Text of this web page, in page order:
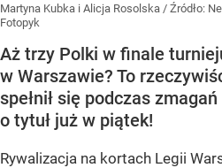
Martyna Kubka i Alicja Rosolska / Źródło:
Fotopyk
Aż trzy Polki w finale
w Warszawie? To
spełnił się podczas
o tytuł już w piątek!
Rywalizacja na kortach Legii